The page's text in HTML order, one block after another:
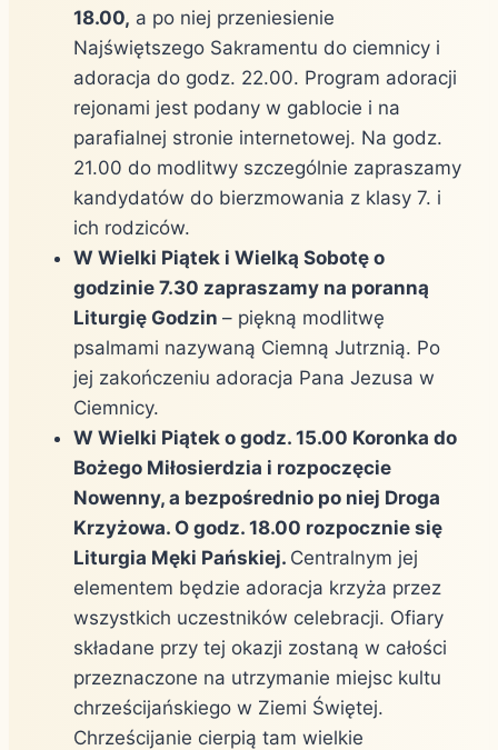
18.00, a po niej przeniesienie
Najświętszego Sakramentu do ciemnicy i
adoracja do godz. 22.00. Program adoracji
rejonami jest podany w gablocie i na
parafialnej stronie internetowej. Na godz.
21.00 do modlitwy szczególnie zapraszamy
kandydatów do bierzmowania z klasy 7. i
ich rodziców.
W Wielki Piątek i Wielką Sobotę o
godzinie 7.30 zapraszamy na poranną
Liturgię Godzin – piękną modlitwę
psalmami nazywaną Ciemną Jutrznią. Po
jej zakończeniu adoracja Pana Jezusa w
Ciemnicy.
W Wielki Piątek o godz. 15.00 Koronka do
Bożego Miłosierdzia i rozpoczęcie
Nowenny, a bezpośrednio po niej Droga
Krzyżowa. O godz. 18.00 rozpocznie się
Liturgia Męki Pańskiej. Centralnym jej
elementem będzie adoracja krzyża przez
wszystkich uczestników celebracji. Ofiary
składane przy tej okazji zostaną w całości
przeznaczone na utrzymanie miejsc kultu
chrześcijańskiego w Ziemi Świętej.
Chrześcijanie cierpią tam wielkie